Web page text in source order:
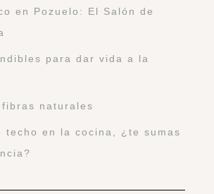
en Pozuelo: El Salón de
para dar vida a la
naturales
techo en la cocina, ¿te sumas